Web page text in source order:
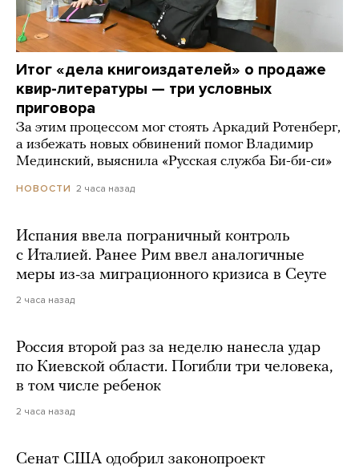
Итог «дела книгоиздателей» о продаже
квир-литературы — три условных
приговора
За этим процессом мог стоять Аркадий Ротенберг,
а избежать новых обвинений помог Владимир
Мединский, выяснила «Русская служба Би-би-си»
НОВОСТИ 2 часа назад
Испания ввела пограничный контроль
с Италией. Ранее Рим ввел аналогичные
меры из-за миграционного кризиса в Сеуте
2 часа назад
Россия второй раз за неделю нанесла удар
по Киевской области. Погибли три человека,
в том числе ребенок
2 часа назад
Сенат США одобрил законопроект